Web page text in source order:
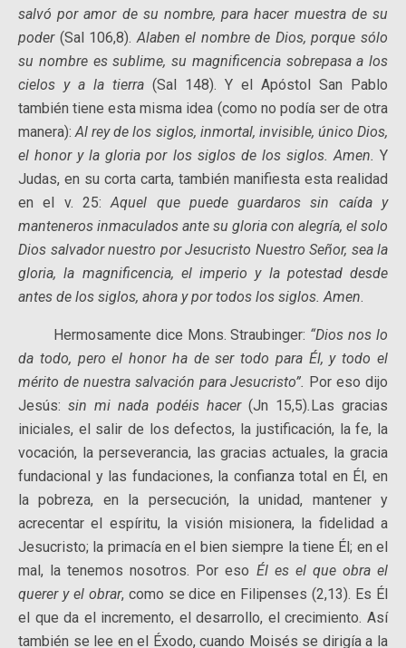
salvó por amor de su nombre, para hacer muestra de su
poder (Sal 106,8).Alaben el nombre de Dios, porque sólo
su nombre es sublime, su magnificencia sobrepasa a los
cielos y a la tierra (Sal 148). Y el Apóstol San Pablo
también tiene esta misma idea (como no podía ser de otra
manera):Al rey de los siglos, inmortal, invisible, único Dios,
el honor y la gloria por los siglos de los siglos. Amen. Y
Judas, en su corta carta, también manifiesta esta realidad
en el v. 25:Aquel que puede guardaros sin caída y
manteneros inmaculados ante su gloria con alegría, el solo
Dios salvador nuestro por Jesucristo Nuestro Señor, sea la
gloria, la magnificencia, el imperio y la potestad desde
antes de los siglos, ahora y por todos los siglos. Amen.
Hermosamente dice Mons. Straubinger: “Dios nos lo
da todo, pero el honor ha de ser todo para Él, y todo el
mérito de nuestra salvación para Jesucristo”. Por eso dijo
Jesús:sin mi nada podéis hacer (Jn 15,5).Las gracias
iniciales, el salir de los defectos, la justificación, la fe, la
vocación, la perseverancia, las gracias actuales, la gracia
fundacional y las fundaciones, la confianza total en Él, en
la pobreza, en la persecución, la unidad, mantener y
acrecentar el espíritu, la visión misionera, la fidelidad a
Jesucristo; la primacía en el bien siempre la tiene Él; en el
mal, la tenemos nosotros. Por eso Él es el que obra el
querer y el obrar, como se dice en Filipenses (2,13). Es Él
el que da el incremento, el desarrollo, el crecimiento. Así
también se lee en el Éxodo, cuando Moisés se dirigía a la